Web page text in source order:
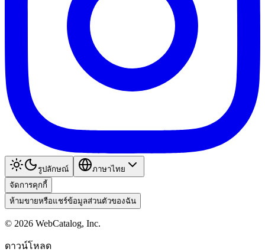
รูปลักษณ์
ภาษาไทย
จัดการคุกกี้
ห้ามขายหรือแชร์ข้อมูลส่วนตัวของฉัน
© 2026 WebCatalog, Inc.
ดาวน์โหลด